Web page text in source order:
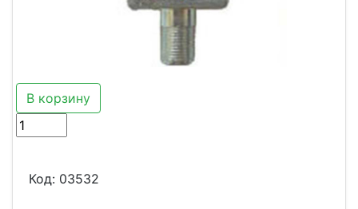
В корзину
Код: 03532